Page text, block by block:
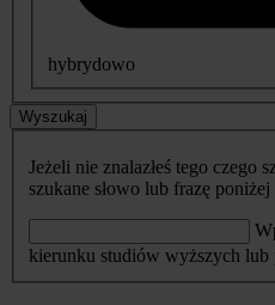
hybrydowo
Wyszukaj
Jeżeli nie znalazłeś tego czego
szukane słowo lub frazę poniżej
kierunku studiów wyższych